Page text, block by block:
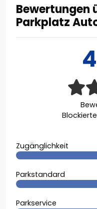
Bewertungen
Parkplatz
Zugänglichkeit
Parkstandard
Parkservice